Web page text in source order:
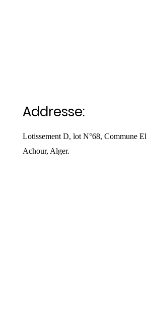
Addresse:
Lotissement D, lot N°68, Commune El
Achour, Alger.